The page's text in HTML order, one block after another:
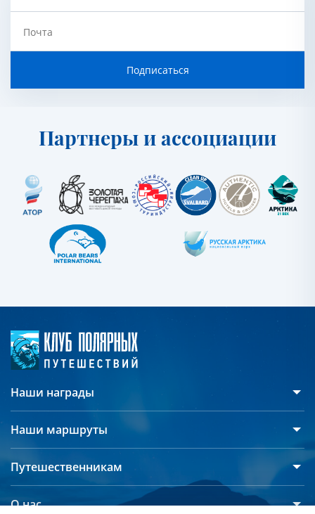
Почта
Подписаться
Партнеры и ассоциации
Наши награды
Наши маршруты
Арктика
Северный полюс
Путешественникам
О нас